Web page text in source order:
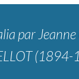
par
(1894-